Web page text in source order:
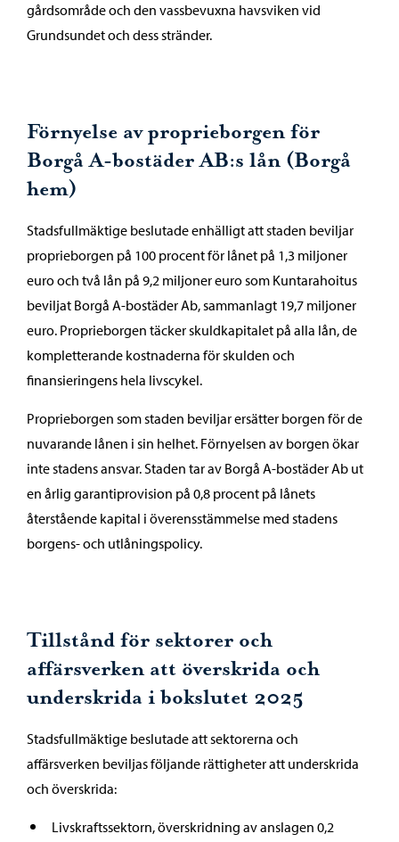
gårdsområde och den vassbevuxna havsviken vid
Grundsundet och dess stränder.
Förnyelse av proprieborgen för
Borgå A-bostäder AB:s lån (Borgå
hem)
Stadsfullmäktige beslutade enhälligt att staden beviljar
proprieborgen på 100 procent för lånet på 1,3 miljoner
euro och två lån på 9,2 miljoner euro som Kuntarahoitus
beviljat Borgå A-bostäder Ab, sammanlagt 19,7 miljoner
euro. Proprieborgen täcker skuldkapitalet på alla lån, de
kompletterande kostnaderna för skulden och
finansieringens hela livscykel.
Proprieborgen som staden beviljar ersätter borgen för de
nuvarande lånen i sin helhet. Förnyelsen av borgen ökar
inte stadens ansvar. Staden tar av Borgå A-bostäder Ab ut
en årlig garantiprovision på 0,8 procent på lånets
återstående kapital i överensstämmelse med stadens
borgens- och utlåningspolicy.
Tillstånd för sektorer och
affärsverken att överskrida och
underskrida i bokslutet 2025
Stadsfullmäktige beslutade att sektorerna och
affärsverken beviljas följande rättigheter att underskrida
och överskrida:
Livskraftssektorn, överskridning av anslagen 0,2